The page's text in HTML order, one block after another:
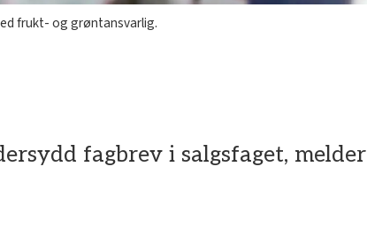
frukt- og grøntansvarlig.
fagbrev i salgsfaget, melder